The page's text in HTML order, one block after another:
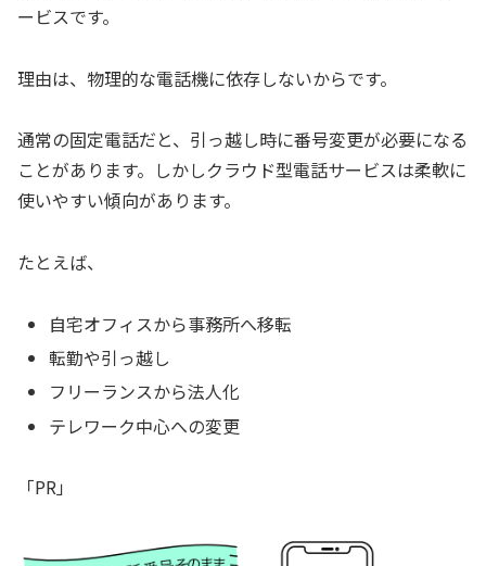
ービスです。
理由は、物理的な電話機に依存しないからです。
通常の固定電話だと、引っ越し時に番号変更が必要になる
ことがあります。しかしクラウド型電話サービスは柔軟に
使いやすい傾向があります。
たとえば、
自宅オフィスから事務所へ移転
転勤や引っ越し
フリーランスから法人化
テレワーク中心への変更
「PR」